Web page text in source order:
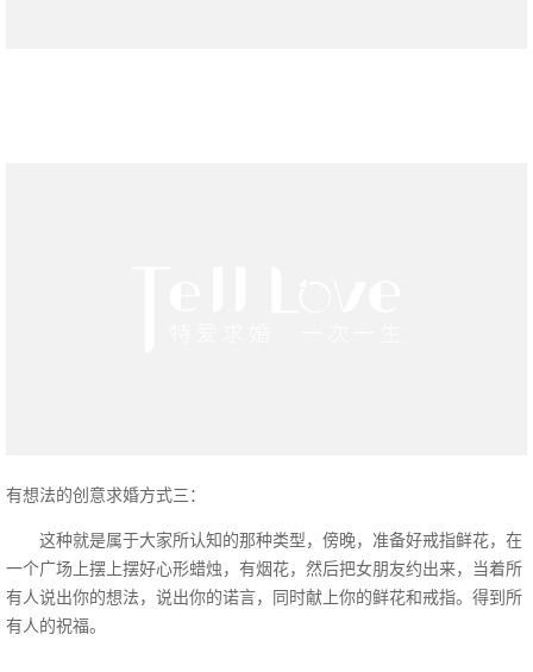
有想法的创意求婚方式三：
这种就是属于大家所认知的那种类型，傍晚，准备好戒指鲜花，在
一个广场上摆上摆好心形蜡烛，有烟花，然后把女朋友约出来，当着所
有人说出你的想法，说出你的诺言，同时献上你的鲜花和戒指。得到所
有人的祝福。